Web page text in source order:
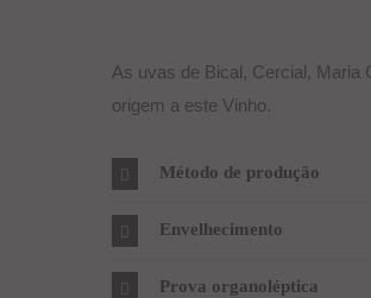
As uvas de Bical, Cercial, Maria
origem a este Vinho.
Método de produção
Envelhecimento
Prova organoléptica